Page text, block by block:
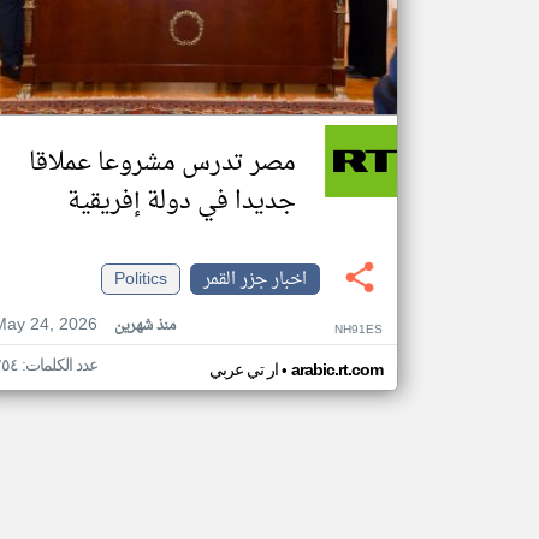
مصر تدرس مشروعا عملاقا
جديدا في دولة إفريقية
اخبار جزر القمر
Politics
24, 2026
منذ شهرين NH91ES
ار تي عربي• arabic.rt.com عدد الكلمات: ٢٥٤